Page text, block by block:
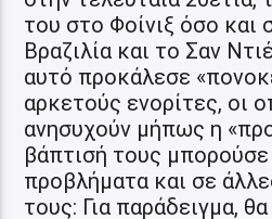
του στο Φοίνιξ όσο και
Βραζιλία και το Σαν
αυτό προκάλεσε
αρκετούς ενορίτες, οι
ανησυχούν μήπως η
βάπτισή τους
προβλήματα και σε
τους: Για παράδειγμα,